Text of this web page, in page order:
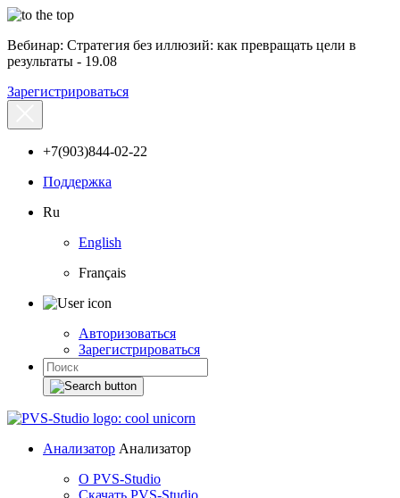
Вебинар: Стратегия без иллюзий: как превращать цели в
результаты - 19.08
Зарегистрироваться
+7(903)844-02-22
Поддержка
Ru
English
Français
Авторизоваться
Зарегистрироваться
Анализатор Анализатор
О PVS-Studio
Скачать PVS-Studio